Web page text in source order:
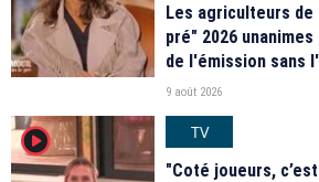
Les agriculteurs de
pré" 2026
de l'émission sans
9 août 2026
player2
TV
"Coté joueurs,